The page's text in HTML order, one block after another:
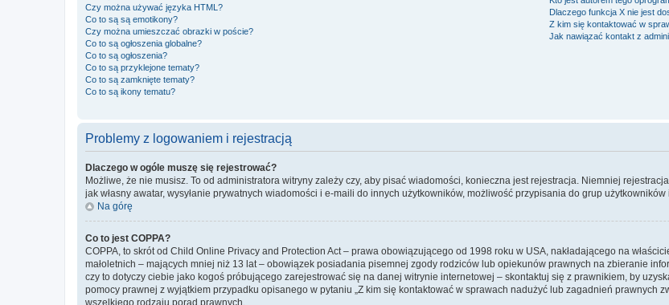
Czy można używać języka HTML?
Co to są są emotikony?
Czy można umieszczać obrazki w poście?
Co to są ogłoszenia globalne?
Co to są ogłoszenia?
Co to są przyklejone tematy?
Co to są zamknięte tematy?
Co to są ikony tematu?
Dlaczego funkcja X nie jest
Z kim się kontaktować w
Jak nawiązać kontakt z
Problemy z logowaniem i rejestracją
Dlaczego w ogóle muszę się rejestrować?
Możliwe, że nie musisz. To od administratora witryny zależy czy, aby pisać wiadomości, konieczna jest rejestracja. Niemniej
jak własny awatar, wysyłanie prywatnych wiadomości i e-maili do innych użytkowników, możliwość przypisania do grup
Na górę
Co to jest COPPA?
COPPA, to skrót od Child Online Privacy and Protection Act – prawa obowiązującego od 1998 roku w USA, nakładającego na
małoletnich – mających mniej niż 13 lat – obowiązek posiadania pisemnej zgody rodziców lub opiekunów prawnych na zbieranie
czy to dotyczy ciebie jako kogoś próbującego zarejestrować się na danej witrynie internetowej – skontaktuj się z prawnikiem, by
pomocy prawnej z wyjątkiem przypadku opisanego w pytaniu „Z kim się kontaktować w sprawach nadużyć lub zagadnień prawnych
wszelkiego rodzaju porad prawnych.